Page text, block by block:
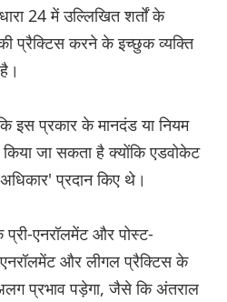
24 में उल्लिखित शर्तों के
प्रैक्टिस करने के इच्छुक व्यक्ति
इस प्रकार के मानदंड या नियम
किया जा सकता है क्योंकि एडवोकेट
प्रदान किए थे।
प्री-एनरॉलमेंट और पोस्ट-
और लीगल प्रैक्टिस के
प्रभाव पड़ेगा, जैसे कि अंतराल